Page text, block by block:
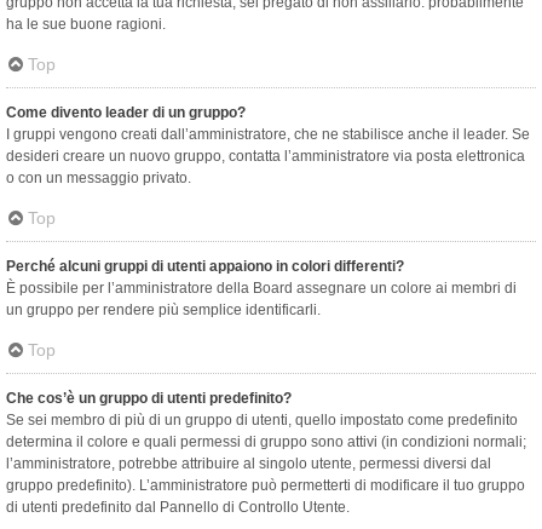
ha le sue buone ragioni.
Top
Come divento leader di un gruppo?
I gruppi vengono creati dall’amministratore, che ne stabilisce anche il leader. Se
desideri creare un nuovo gruppo, contatta l’amministratore via posta elettronica
o con un messaggio privato.
Top
Perché alcuni gruppi di utenti appaiono in colori differenti?
È possibile per l’amministratore della Board assegnare un colore ai membri di
un gruppo per rendere più semplice identificarli.
Top
Che cos’è un gruppo di utenti predefinito?
Se sei membro di più di un gruppo di utenti, quello impostato come predefinito
determina il colore e quali permessi di gruppo sono attivi (in condizioni normali;
l’amministratore, potrebbe attribuire al singolo utente, permessi diversi dal
gruppo predefinito). L’amministratore può permetterti di modificare il tuo gruppo
di utenti predefinito dal Pannello di Controllo Utente.